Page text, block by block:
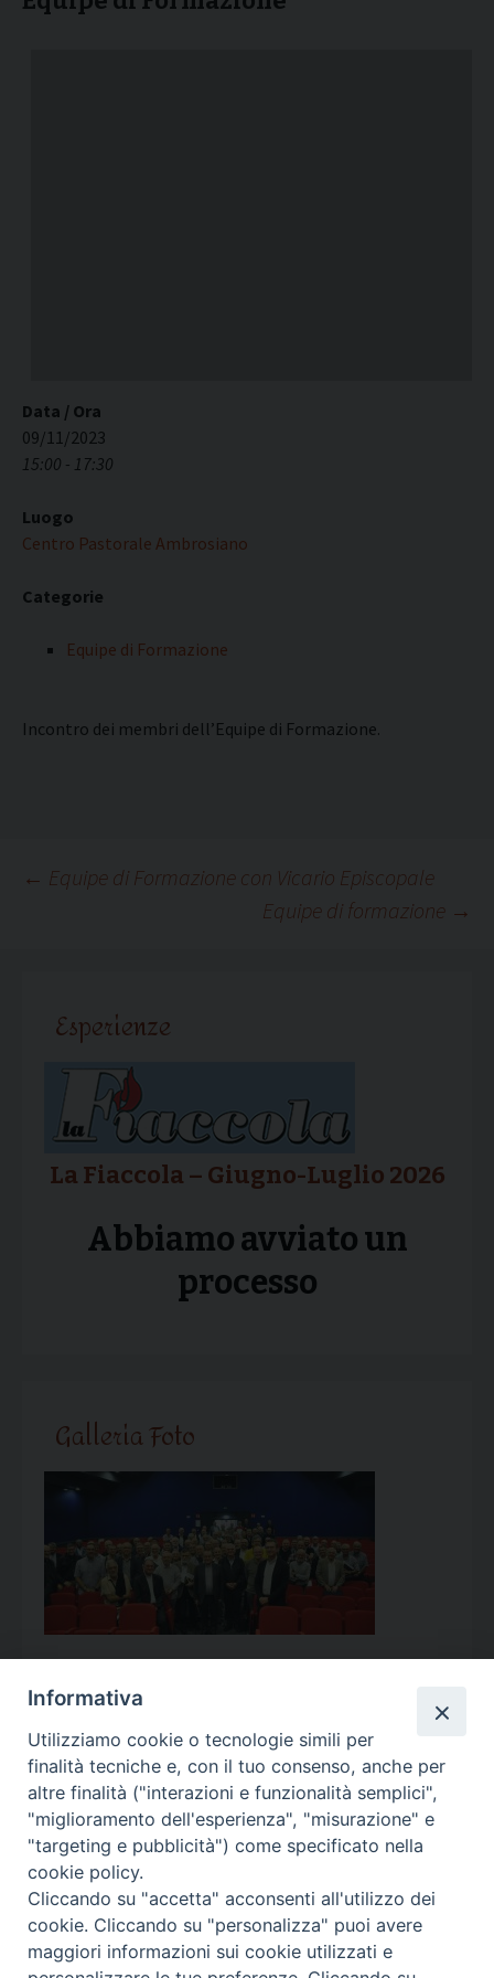
Data / Ora
09/11/2023
15:00 - 17:30
Luogo
Centro Pastorale Ambrosiano
Categorie
Equipe di Formazione
Incontro dei membri dell’Equipe di Formazione.
Navigazione
← Equipe di Formazione con Vicario Episcopale
Equipe di formazione →
Esperienze
La Fiaccola – Giugno-Luglio 2026
Abbiamo avviato un
processo
Galleria Foto
Calendario Appuntamenti
<< Ago 2026 >>
l m m g v s
d
27
28
3
4 5 6 7 8
9
10
11 12 13 14 15
Informativa
Utilizziamo cookie o tecnologie simili per
finalità tecniche e, con il tuo consenso, anche per
altre finalità ("interazioni e funzionalità semplici",
"miglioramento dell'esperienza", "misurazione" e
"targeting e pubblicità") come specificato nella
cookie policy.
Cliccando su "accetta" acconsenti all'utilizzo dei
cookie. Cliccando su "personalizza" puoi avere
maggiori informazioni sui cookie utilizzati e